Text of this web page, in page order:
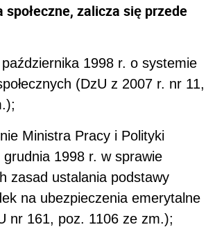
społeczne, zalicza się przede
1998 r. o systemie
(DzU z 2007 r. nr 11,
Ministra Pracy i Polityki
grudnia 1998 r. w sprawie
zasad ustalania podstawy
na ubezpieczenia emerytalne
nr 161, poz. 1106 ze zm.);